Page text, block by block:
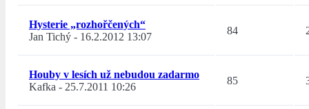
Hysterie „rozhořčených“
Jan Tichý - 16.2.2012 13:07
84
Houby v lesích už nebudou zadarmo
Kafka - 25.7.2011 10:26
85